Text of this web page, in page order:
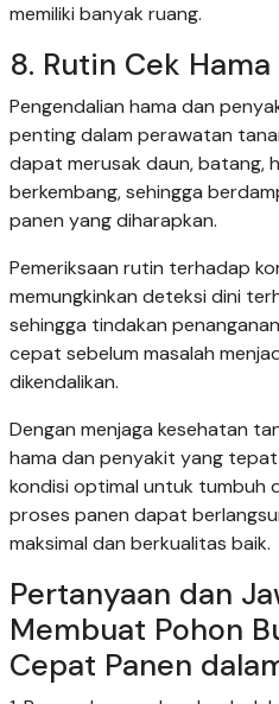
memiliki banyak ruang.
8. Rutin Cek
Pengendalian hama dan
penting dalam perawatan
dapat merusak daun, batang,
berkembang, sehingga
panen yang diharapkan.
Pemeriksaan rutin terhadap
memungkinkan deteksi dini
sehingga tindakan
cepat sebelum masalah
dikendalikan.
Dengan menjaga kesehatan
hama dan penyakit yang
kondisi optimal untuk tumbuh
proses panen dapat
maksimal dan berkualitas baik.
Pertanyaan dan
Membuat Pohon
Cepat Panen